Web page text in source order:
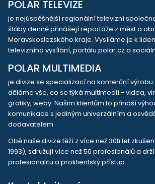
POLAR TELEVIZE
je nejúspěšnější regionální televizní
štáby denně přinášejí reportáže z měst a
Moravskoslezského kraje. Vysíláme je k
televizního vysílání, portálu polar.cz a
POLAR MULTIMEDIA
je divize se specializací na komerční
děláme vše, co se týká multimedií - videa,
grafiky, weby. Našim klientům to přináší
komunikace s jediným univerzálním a
dodavatelem.
Obě naše divize těží z více než 30ti let
1993), sdružují více než 50 profesionálů a
profesionalitu a proklientský přístup.